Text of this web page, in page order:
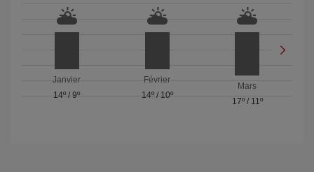
Janvier
14º /9º
Février
14º/ 10º
Mars
17º/ 11º